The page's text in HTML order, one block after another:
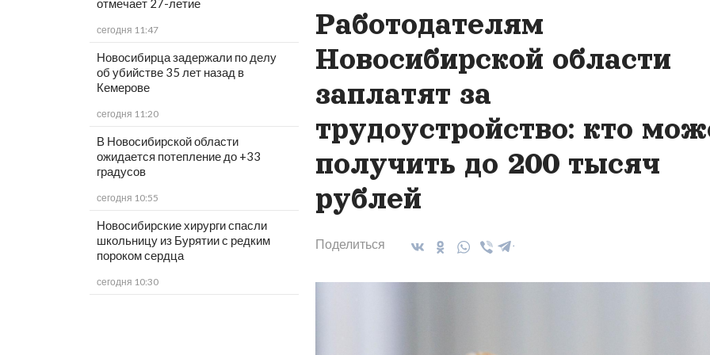
отмечает 27-летие
сегодня 11:47
Новосибирца задержали по делу
об убийстве 35 лет назад в
Кемерове
сегодня 11:20
В Новосибирской области
ожидается потепление до +33
градусов
сегодня 10:55
Новосибирские хирурги спасли
школьницу из Бурятии с редким
пороком сердца
сегодня 10:30
Работодателям
Новосибирской области
заплатят за
трудоустройство: кто
получить до 200 тысяч
рублей
Поделиться